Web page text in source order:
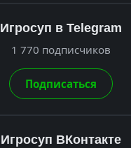
Игросуп в Telegram
1 770 подписчиков
Подписаться
Игросуп ВКонтакте